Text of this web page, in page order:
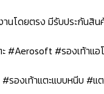
นโดยตรง มีรับประกันสิน
ะ #Aerosoft #รองเท้าแ
รองเท้าแตะแบบหนีบ #